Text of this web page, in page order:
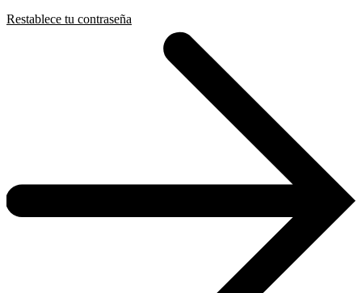
Restablece tu contraseña